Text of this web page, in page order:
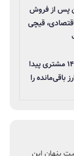
پس از فروش
قیچی
دینارهای اربعین ۱۴۰۵ مشتری پیدا
باقی‌مانده را
پنهان این